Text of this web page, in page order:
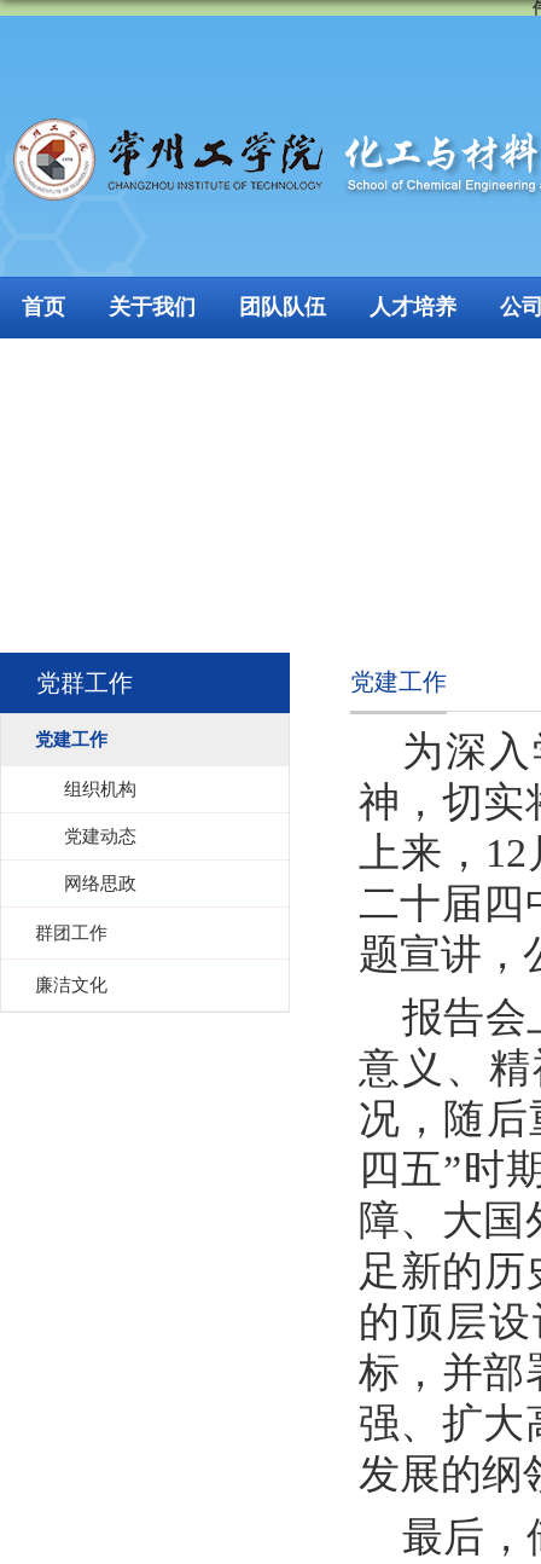
首页 关于我们 团队队伍 人才培养 公
党群工作
党建工作
组织机构
党建动态
网络思政
群团工作
廉洁文化
党建工作
为深
神，切实
上来，
二十届四
题宣讲，
报告会
意义、
况，随后
四五”时
障、大国
足新的历
的顶层
标，并部
强、扩大
发展的纲
最后，